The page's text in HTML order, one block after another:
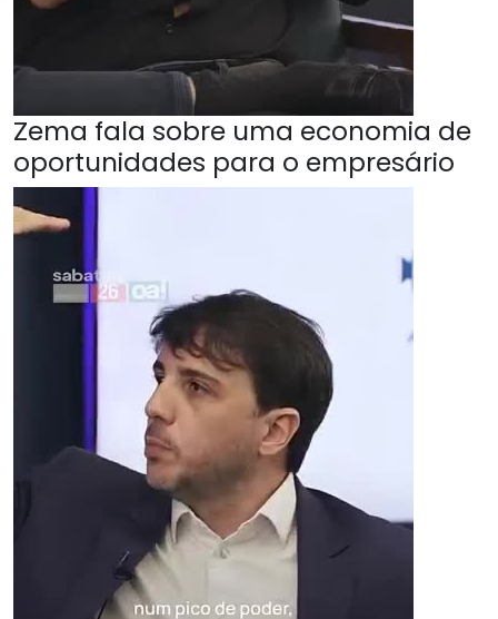
Zema fala sobre uma economia de
oportunidades para o empresário